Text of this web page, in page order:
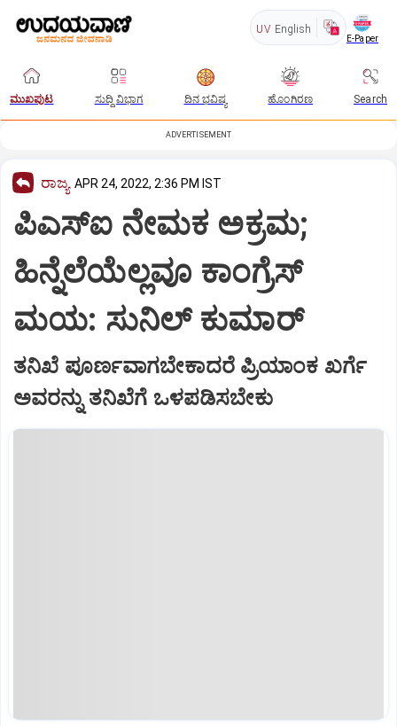
UV English
E-Paper
ಮುಖಪುಟ ಸುದ್ದಿ ವಿಭಾಗ ದಿನ ಭವಿಷ್ಯ ಹೊಂಗಿರಣ Search
ADVERTISEMENT
ರಾಜ್ಯ APR 24, 2022, 2:36 PM IST
ಪಿಎಸ್ಐ ನೇಮಕ ಅಕ್ರಮ;
ಹಿನ್ನೆಲೆಯೆಲ್ಲವೂ ಕಾಂಗ್ರೆಸ್
ಮಯ: ಸುನಿಲ್ ಕುಮಾರ್
ತನಿಖೆ ಪೂರ್ಣವಾಗಬೇಕಾದರೆ ಪ್ರಿಯಾಂಕ ಖರ್ಗೆ
ಅವರನ್ನು ತನಿಖೆಗೆ ಒಳಪಡಿಸಬೇಕು